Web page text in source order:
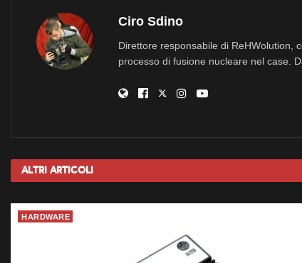
Ciro Sdino
Direttore responsabile di ReHWolution,
processo di fusione nucleare nel case.
Altri Articoli
HARDWARE